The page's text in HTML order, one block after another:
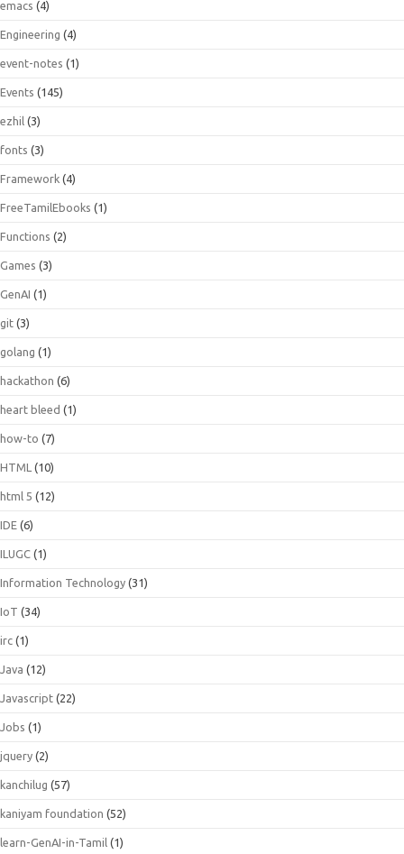
emacs (4)
Engineering (4)
event-notes (1)
Events (145)
ezhil (3)
fonts (3)
Framework (4)
FreeTamilEbooks (1)
Functions (2)
Games (3)
GenAI (1)
git (3)
golang (1)
hackathon (6)
heart bleed (1)
how-to (7)
HTML (10)
html 5 (12)
IDE (6)
ILUGC (1)
Information Technology (31)
IoT (34)
irc (1)
Java (12)
Javascript (22)
Jobs (1)
jquery (2)
kanchilug (57)
kaniyam foundation (52)
learn-GenAI-in-Tamil (1)